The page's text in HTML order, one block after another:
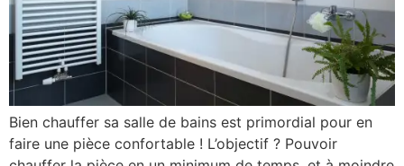
Bien chauffer sa salle de bains est primordial pour en
faire une pièce confortable ! L’objectif ? Pouvoir